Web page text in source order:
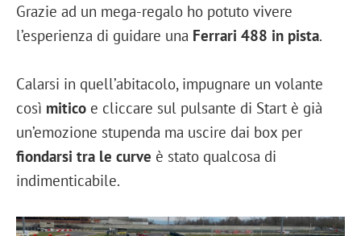
Grazie ad un mega-regalo ho potuto vivere
l’esperienza di guidare una Ferrari 488 in pista.
Calarsi in quell’abitacolo, impugnare un volante
così mitico e cliccare sul pulsante di Start è già
un’emozione stupenda ma uscire dai box per
fiondarsi tra le curve è stato qualcosa di
indimenticabile.